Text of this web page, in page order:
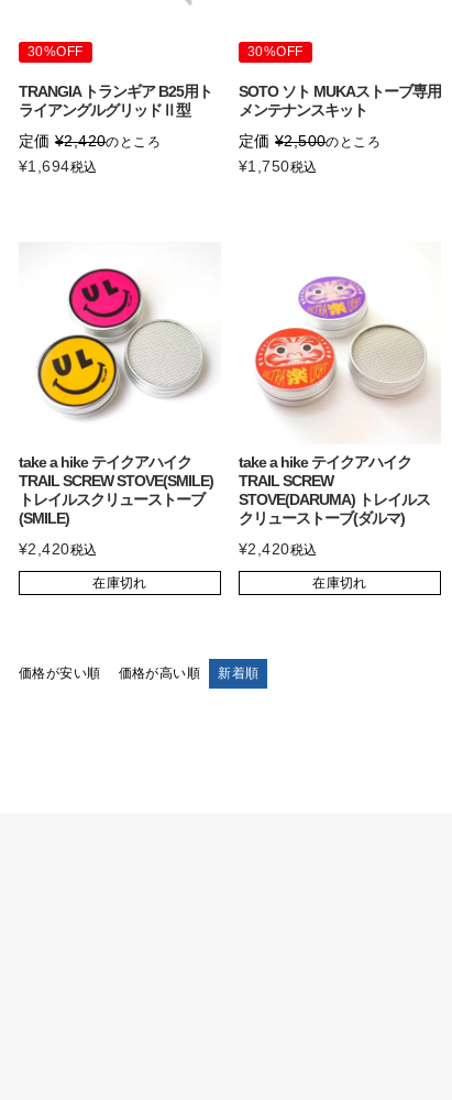
30%OFF
TRANGIA トランギア B25用ト
ライアングルグリッドⅡ型
定価 ¥2,420のところ
¥1,694税込
30%OFF
SOTO ソト MUKAストーブ専用
メンテナンスキット
定価 ¥2,500のところ
¥1,750税込
take a hike テイクアハイク
TRAIL SCREW STOVE(SMILE)
トレイルスクリューストーブ
(SMILE)
¥2,420税込
在庫切れ
take a hike テイクアハイク
TRAIL SCREW
STOVE(DARUMA) トレイルス
クリューストーブ(ダルマ)
¥2,420税込
在庫切れ
価格が安い順 価格が高い順 新着順